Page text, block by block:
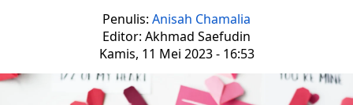
Penulis: Anisah Chamalia
Editor: Akhmad Saefudin
Kamis, 11 Mei 2023 - 16:53